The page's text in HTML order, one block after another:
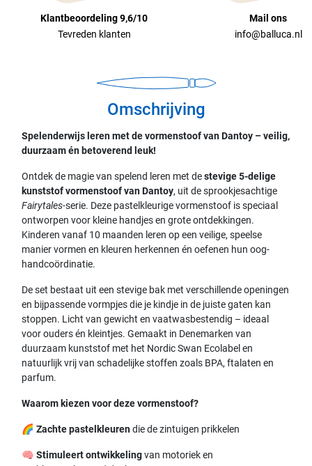
Klantbeoordeling 9,6/10
Tevreden klanten
Mail ons
info@balluca.nl
Omschrijving
Spelenderwijs leren met de vormenstoof van Dantoy – veilig,
duurzaam én betoverend leuk!
Ontdek de magie van spelend leren met destevige 5-delige
kunststof vormenstoof van Dantoy, uit de sprookjesachtige
Fairytales-serie. Deze pastelkleurige vormenstoof is speciaal
ontworpen voor kleine handjes en grote ontdekkingen.
Kinderen vanaf 10 maanden leren op een veilige, speelse
manier vormen en kleuren herkennen én oefenen hun oog-
handcoördinatie.
De set bestaat uit een stevige bak met verschillende openingen
en bijpassende vormpjes die je kindje in de juiste gaten kan
stoppen. Licht van gewicht en vaatwasbestendig – ideaal
voor ouders én kleintjes. Gemaakt in Denemarken van
duurzaam kunststof met het Nordic Swan Ecolabel en
natuurlijk vrij van schadelijke stoffen zoals BPA, ftalaten en
parfum.
Waarom kiezen voor deze vormenstoof?
🌈Zachte pastelkleurendie de zintuigen prikkelen
🧠Stimuleert ontwikkelingvan motoriek en